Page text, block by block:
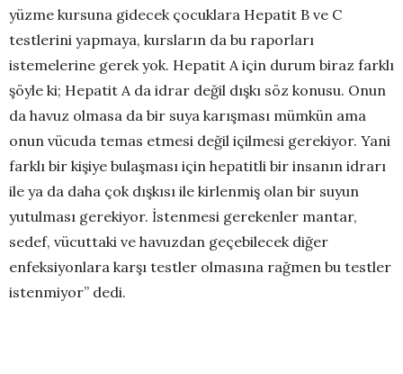
yüzme kursuna gidecek çocuklara Hepatit B ve C
testlerini yapmaya, kursların da bu raporları
istemelerine gerek yok. Hepatit A için durum biraz farklı
şöyle ki; Hepatit A da idrar değil dışkı söz konusu. Onun
da havuz olmasa da bir suya karışması mümkün ama
onun vücuda temas etmesi değil içilmesi gerekiyor. Yani
farklı bir kişiye bulaşması için hepatitli bir insanın idrarı
ile ya da daha çok dışkısı ile kirlenmiş olan bir suyun
yutulması gerekiyor. İstenmesi gerekenler mantar,
sedef, vücuttaki ve havuzdan geçebilecek diğer
enfeksiyonlara karşı testler olmasına rağmen bu testler
istenmiyor” dedi.